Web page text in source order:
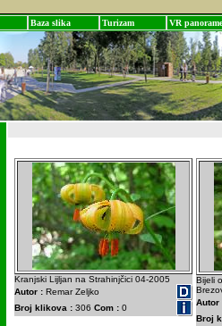
Baza slika Turizam VR panorame
Kranjski Lijljan na Strahinjčici 04-2005
Autor : Remar Zeljko
Broj klikova : 306 Com : 0
Bijeli
Autor
Broj